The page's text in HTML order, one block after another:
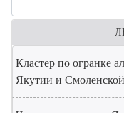
Кластер по огранке
Якутии и